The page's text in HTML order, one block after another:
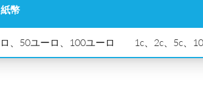
幣
、50ユーロ、100ユーロ 1c、2c、5c、